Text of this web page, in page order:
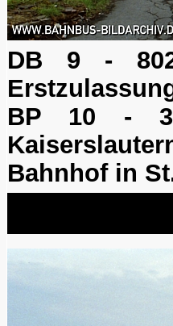
DB 9 -
BP 10 -
Bahnhof in